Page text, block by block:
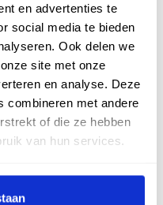
en advertenties te
social media te bieden
Ook delen we
site met onze
en analyse. Deze
combineren met andere
of die ze hebben
van hun services.
Afvoer pvc manchet -
Verloopstuk spie x mof -
315 x 200mm